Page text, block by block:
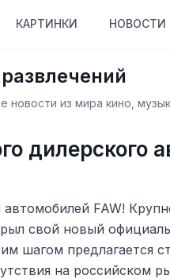
КАРТИНКИ НОВОСТИ
из мира кино,
дилерского
FAW!
свой новый
шагом предлагается
на российском